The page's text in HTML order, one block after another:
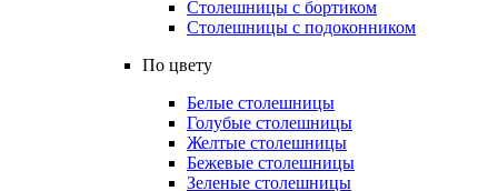
Столешницы с бортиком
Столешницы с подоконником
По цвету
Белые столешницы
Голубые столешницы
Желтые столешницы
Бежевые столешницы
Зеленые столешницы